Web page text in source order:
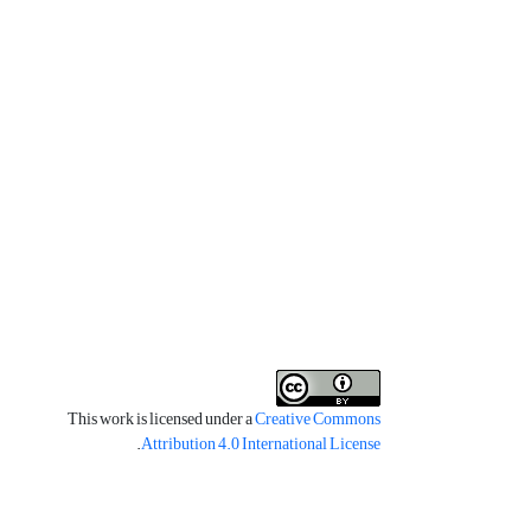
This work is licensed under aCreative Commons
Attribution 4.0 International License
.